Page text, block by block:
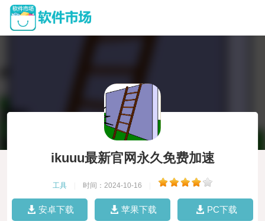
ikuuu最新官网永久免费加速
工具 时间：2024-10-16
安卓下载 苹果下载 PC下载